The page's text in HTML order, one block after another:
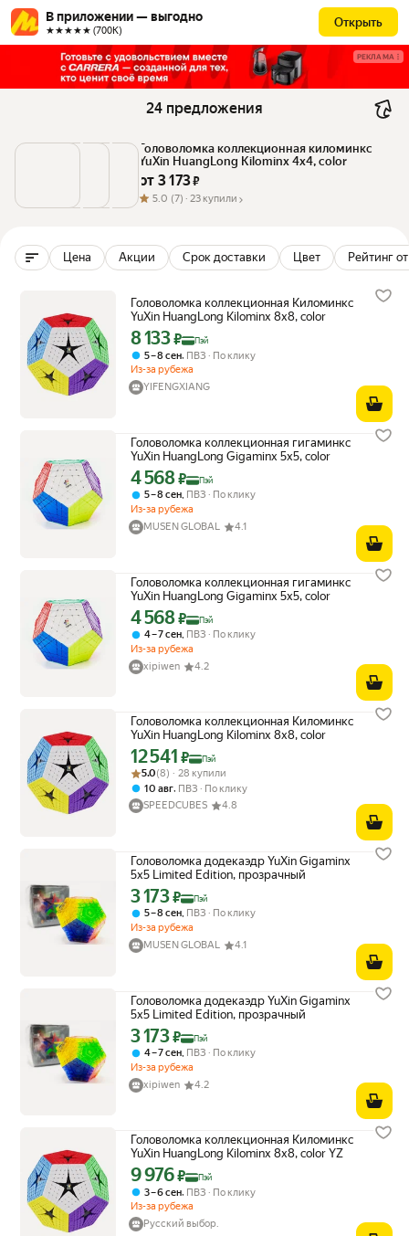
В приложении — выгодно
★★★★★ (700К)
Открыть
РЕКЛАМА
24 предложения
Головоломка коллекционная киломинкс
YuXin HuangLong Kilominx 4x4, color
от 3 173 ₽
5.0 (7) · 23 купили
Цена Акции Срок доставки Цвет Рейтинг
Головоломка коллекционная Киломинкс
YuXin HuangLong Kilominx 8x8, color
Цена с картой Яндекс Пэй 8133 ₽ вместо
8 133₽ Пэй
5 – 8 сен, ПВЗ
По клику
Из-за рубежа
YIFENGXIANG
Головоломка коллекционная гигаминкс
YuXin HuangLong Gigaminx 5x5, color
Цена с картой Яндекс Пэй 4568 ₽ вместо
4 568₽ Пэй
5 – 8 сен, ПВЗ
По клику
Из-за рубежа
MUSEN GLOBAL
4.1
Головоломка коллекционная гигаминкс
YuXin HuangLong Gigaminx 5x5, color
Цена с картой Яндекс Пэй 4568 ₽ вместо
4 568₽ Пэй
4 – 7 сен ПВЗ
По клику
Из-за рубежа
xipiwen
4.2
Головоломка коллекционная Киломинкс
YuXin HuangLong Kilominx 8x8, color
Цена с картой Яндекс Пэй 12541 ₽ вместо
12 541 ₽ Пэй
Рейтинг товара: 5.0 из 5
Оценок: (8) · 28 купили
5.0(8) · 28 купили
10 авг, ПВЗ
По клику
SPEEDCUBES
4.8
Головоломка додекаэдр YuXin Gigaminx
5x5 Limited Edition, прозрачный
Цена с картой Яндекс Пэй 3173 ₽ вместо
3 173₽ Пэй
5 – 8 сен, ПВЗ
По клику
Из-за рубежа
MUSEN GLOBAL
4.1
Головоломка додекаэдр YuXin Gigaminx
5x5 Limited Edition, прозрачный
Цена с картой Яндекс Пэй 3173 ₽ вместо
3 173₽ Пэй
4 – 7 сен ПВЗ
По клику
Из-за рубежа
xipiwen
4.2
Головоломка коллекционная Киломинкс
YuXin HuangLong Kilominx 8x8, color YZ
Цена с картой Яндекс Пэй 9976 ₽ вместо
9 976₽ Пэй
3 – 6 сен, ПВЗ
По клику
Из-за рубежа
Русский выбор.